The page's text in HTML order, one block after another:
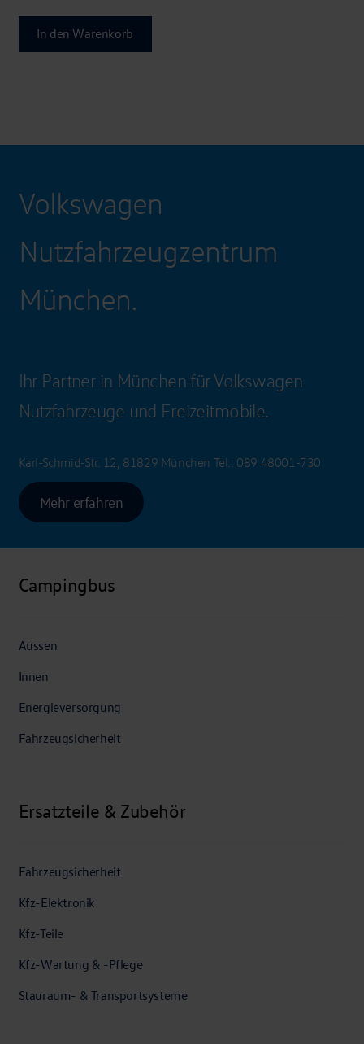
In den Warenkorb
Volkswagen
Nutzfahrzeugzentrum
München.
Ihr Partner in München für Volkswagen
Nutzfahrzeuge und Freizeitmobile.
Karl-Schmid-Str. 12, 81829 München Tel.: 089 48001-730
Mehr erfahren
Campingbus
Aussen
Innen
Energieversorgung
Fahrzeugsicherheit
Ersatzteile & Zubehör
Fahrzeugsicherheit
Kfz-Elektronik
Kfz-Teile
Kfz-Wartung & -Pflege
Stauraum- & Transportsysteme